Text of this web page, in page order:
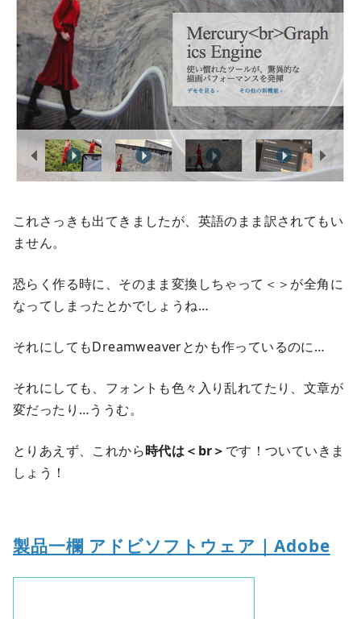
これさっきも出てきましたが、英語のまま訳されてもい
ません。
恐らく作る時に、そのまま変換しちゃって＜＞が全角に
なってしまったとかでしょうね…
それにしてもDreamweaverとかも作っているのに…
それにしても、フォントも色々入り乱れてたり、文章が
変だったり…ううむ。
とりあえず、これから時代は＜br＞ です！ついていきま
しょう！
製品一欄 アドビソフトウェア｜Adobe